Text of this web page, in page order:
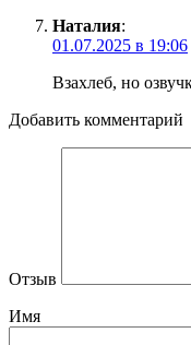
Наталия:
01.07.2025 в 19:06
Взахлеб, но
Добавить комментарий
Отзыв
Имя